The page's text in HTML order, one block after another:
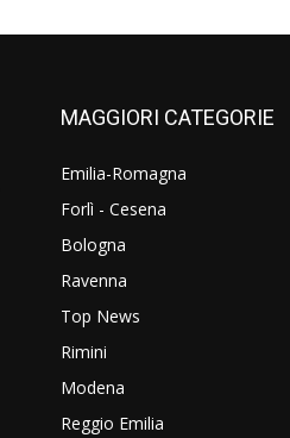
MAGGIORI CATEGORIE
Emilia-Romagna
Forlì - Cesena
Bologna
Ravenna
Top News
Rimini
Modena
Reggio Emilia